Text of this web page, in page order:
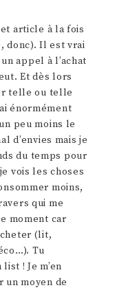
article à la fois
donc). Il est vrai
appel à l’achat
Et dès lors
telle ou telle
énormément
peu moins le
d’envies mais je
du temps pour
vois les choses
moins,
qui me
moment car
(lit,
Tu
! Je m’en
un moyen de